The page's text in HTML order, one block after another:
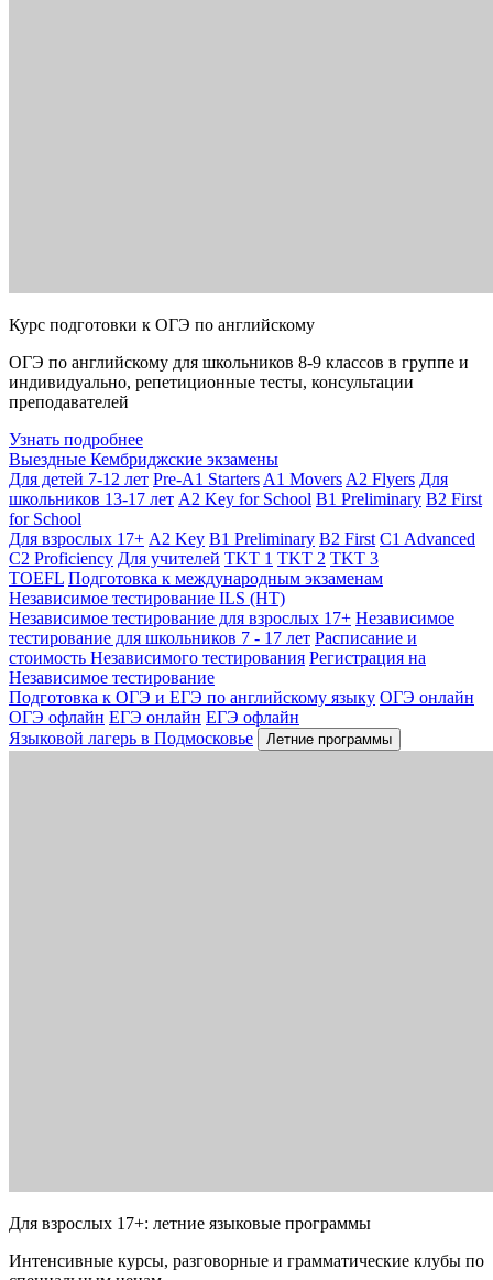
Курс подготовки к ОГЭ по английскому
ОГЭ по английскому для школьников 8-9 классов в группе и
индивидуально, репетиционные тесты, консультации
преподавателей
Узнать подробнее
Выездные Кембриджские экзамены
Для детей 7-12 лет Pre-A1 Starters A1 Movers A2 Flyers Для
школьников 13-17 лет A2 Key for School B1 Preliminary B2 First
for School
Для взрослых 17+ A2 Key B1 Preliminary B2 First C1 Advanced
C2 Proficiency Для учителей TKT 1 TKT 2 TKT 3
TOEFL Подготовка к международным экзаменам
Независимое тестирование ILS (НТ)
Независимое тестирование для взрослых 17+ Независимое
тестирование для школьников 7 - 17 лет Расписание и
стоимость Независимого тестирования Регистрация на
Независимое тестирование
Подготовка к ОГЭ и ЕГЭ по английскому языку ОГЭ онлайн
ОГЭ офлайн ЕГЭ онлайн ЕГЭ офлайн
Языковой лагерь в Подмосковье
Летние программы
Для взрослых 17+: летние языковые программы
Интенсивные курсы, разговорные и грамматические клубы по